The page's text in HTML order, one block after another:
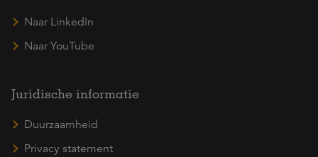
Naar LinkedIn
Naar YouTube
Juridische informatie
Duurzaamheid
Privacy statement